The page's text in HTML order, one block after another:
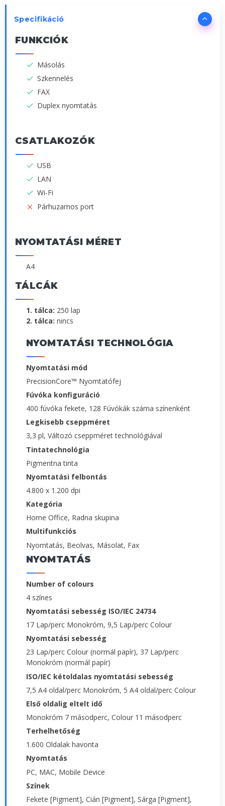
Specifikáció
FUNKCIÓK
Másolás
Szkennelés
FAX
Duplex nyomtatás
CSATLAKOZÓK
USB
LAN
Wi-Fi
Párhuzamos port
NYOMTATÁSI MÉRET
A4
TÁLCÁK
1. tálca: 250 lap
2. tálca: nincs
NYOMTATÁSI TECHNOLÓGIA
Nyomtatási mód
PrecisionCore™ Nyomtatófej
Fúvóka konfiguráció
400 fúvóka fekete, 128 Fúvókák száma színenként
Legkisebb cseppméret
3,3 pl, Változó cseppméret technológiával
Tintatechnológia
Pigmentna tinta
Nyomtatási felbontás
4.800 x 1.200 dpi
Kategória
Home Office, Radna skupina
Multifunkciós
Nyomtatás, Beolvas, Másolat, Fax
NYOMTATÁS
Number of colours
4 színes
Nyomtatási sebesség ISO/IEC 24734
17 Lap/perc Monokróm, 9,5 Lap/perc Colour
Nyomtatási sebesség
23 Lap/perc Colour (normál papír), 37 Lap/perc
Monokróm (normál papír)
ISO/IEC kétoldalas nyomtatási sebesség
7,5 A4 oldal/perc Monokróm, 5 A4 oldal/perc Colour
Első oldalig eltelt idő
Monokróm 7 másodperc, Colour 11 másodperc
Terhelhetőség
1.600 Oldalak havonta
Nyomtatás
PC, MAC, Mobile Device
Színek
Fekete [Pigment], Cián [Pigment], Sárga [Pigment],